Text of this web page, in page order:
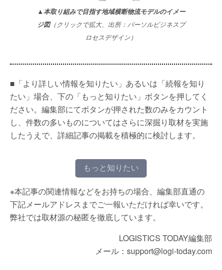
▲本取り組みで目指す地域横断物流モデルのイメー
ジ図（クリックで拡大、出所：パーソルビジネスプ
ロセスデザイン）
■「より詳しい情報を知りたい」あるいは「続報を知り
たい」場合、下の「もっと知りたい」ボタンを押してく
ださい。編集部にてボタンが押された数のみをカウント
し、件数の多いものについてはさらに深掘り取材を実施
したうえで、詳細記事の掲載を積極的に検討します。
もっと知りたい
※本記事の関連情報などをお持ちの場合、編集部直通の
下記メールアドレスまでご一報いただければ幸いです。
弊社では取材源の秘匿を徹底しています。
LOGISTICS TODAY編集部
メール：support@logi-today.com